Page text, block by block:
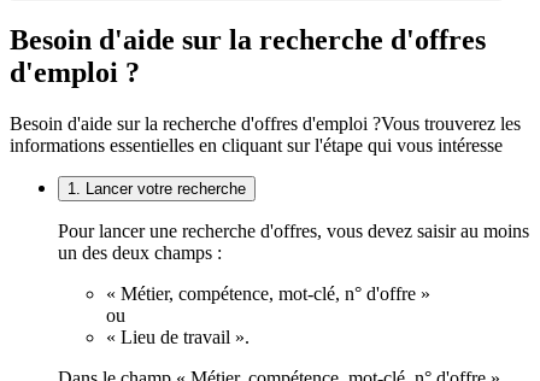
Besoin d'aide sur la recherche d'offres
d'emploi ?
Besoin d'aide sur la recherche d'offres d'emploi ?Vous trouverez les
informations essentielles en cliquant sur l'étape qui vous intéresse
1. Lancer votre recherche
Pour lancer une recherche d'offres, vous devez saisir au moins
un des deux champs :
« Métier, compétence, mot-clé, n° d'offre »
ou
« Lieu de travail ».